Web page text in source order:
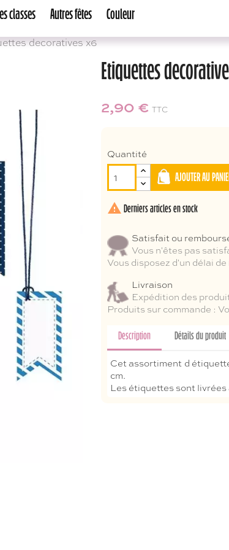
classes Autres fêtes Couleur
decoratives x6
Etiquettes
2,90 € TTC
Quantité
AJOUTER AU
 Derniers articles en stock
Satisfait ou
Vous n'êtes pas
Vous disposez d'un délai
Livraison
Expédition des
Produits sur commande :
Description Détails du produit
Cet assortiment d
cm.
Les étiquettes sont